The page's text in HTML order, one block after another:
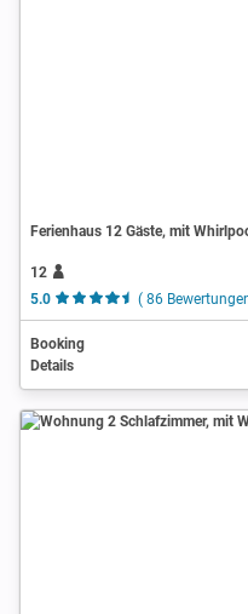
Ferienhaus 12 Gäste, mit
12
5.0
( 86
Booking
Details